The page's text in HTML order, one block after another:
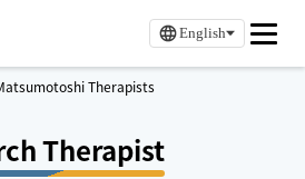
English
Therapists
Therapist